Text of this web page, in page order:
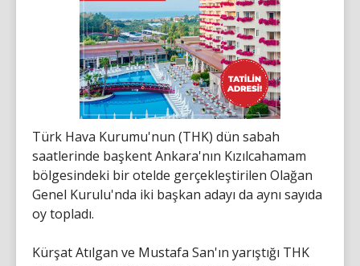
Türk Hava Kurumu'nun (THK) dün sabah
saatlerinde başkent Ankara'nın Kızılcahamam
bölgesindeki bir otelde gerçekleştirilen Olağan
Genel Kurulu'nda iki başkan adayı da aynı sayıda
oy topladı.
Kürşat Atılgan ve Mustafa San'ın yarıştığı THK